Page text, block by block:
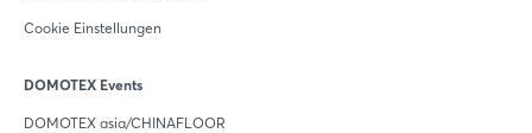
Cookie Einstellungen
DOMOTEX Events
DOMOTEX asia/CHINAFLOOR